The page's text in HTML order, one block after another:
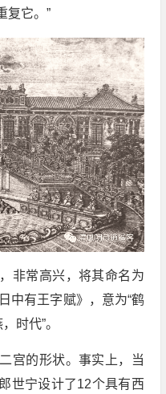
复它。”
非常高兴，将其命名为
中有王字赋》，意为“鹤
时代”。
宫的形状。事实上，当
世宁设计了12个具有西